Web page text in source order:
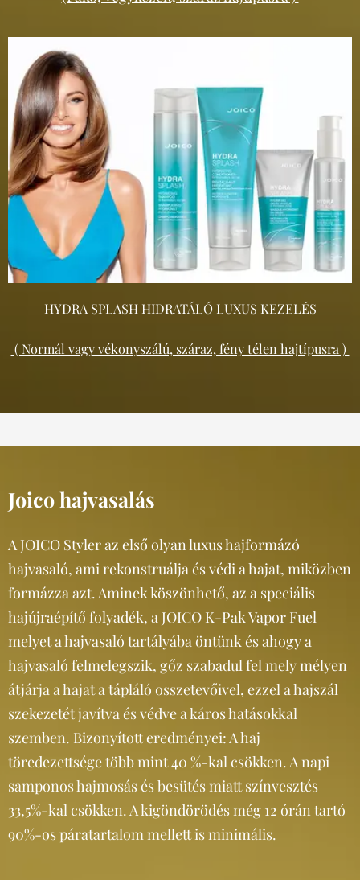
HYDRA SPLASH HIDRATÁLÓ LUXUS KEZELÉS
( Normál vagy vékonyszálú, száraz, fény télen hajtípusra )
Joico hajvasalás
A JOICO Styler az első olyan luxus hajformázó
hajvasaló, ami rekonstruálja és védi a hajat, miközben
formázza azt. Aminek köszönhető, az a speciális
hajújraépítő folyadék, a JOICO K-Pak Vapor Fuel
melyet a hajvasaló tartályába öntünk és ahogy a
hajvasaló felmelegszik, gőz szabadul fel mely mélyen
átjárja a hajat a tápláló osszetevőivel, ezzel a hajszál
szekezetét javítva és védve a káros hatásokkal
szemben. Bizonyított eredményei: A haj
töredezettsége több mint 40 %-kal csökken. A napi
samponos hajmosás és besütés miatt színvesztés
33,5%-kal csökken. A kigöndörödés még 12 órán tartó
90%-os páratartalom mellett is minimális.